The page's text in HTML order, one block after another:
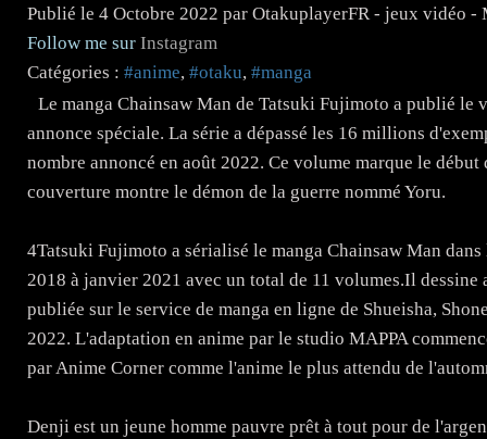
Publié le 4 Octobre 2022 par OtakuplayerFR - jeux vidéo -
Follow me sur Instagram
Catégories : #anime, #otaku, #manga
Le manga Chainsaw Man de Tatsuki Fujimoto a publié le
annonce spéciale. La série a dépassé les 16 millions
nombre annoncé en août 2022. Ce volume marque le
couverture montre le démon de la guerre nommé Yoru.
4Tatsuki Fujimoto a sérialisé le manga Chainsaw Man
2018 à janvier 2021 avec un total de 11 volumes.Il
publiée sur le service de manga en ligne de Shueisha,
2022. L'adaptation en anime par le studio MAPPA
par Anime Corner comme l'anime le plus attendu de
Denji est un jeune homme pauvre prêt à tout pour de